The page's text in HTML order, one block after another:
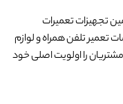
تجربه در تأمین تجهیزات تعمیرات
تعمیر تلفن همراه و لوازم
را اولویت اصلی خود